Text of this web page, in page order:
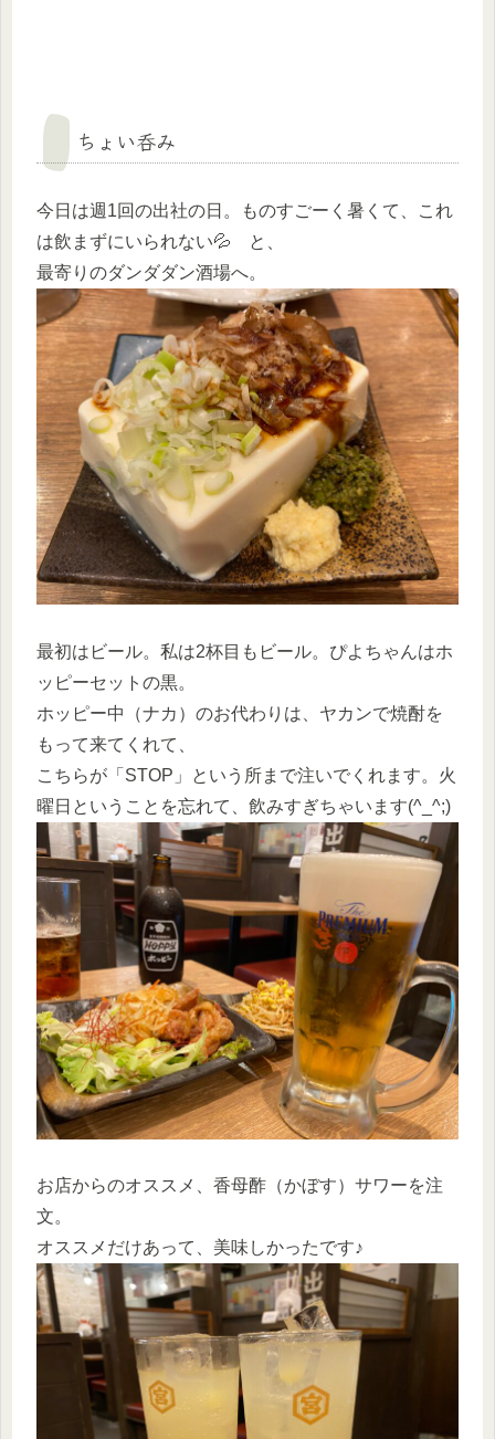
ちょい呑み
今日は週1回の出社の日。ものすごーく暑くて、これ
は飲まずにいられない💦 と、
最寄りのダンダダン酒場へ。
最初はビール。私は2杯目もビール。ぴよちゃんはホ
ッピーセットの黒。
ホッピー中（ナカ）のお代わりは、ヤカンで焼酎を
もって来てくれて、
こちらが「STOP」という所まで注いでくれます。火
曜日ということを忘れて、飲みすぎちゃいます(^_^;)
お店からのオススメ、香母酢（かぼす）サワーを注
文。
オススメだけあって、美味しかったです♪